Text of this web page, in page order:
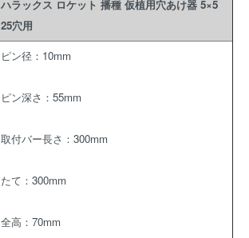
ハラックス ロケット 播種 仮植用穴あけ器 5×5
25穴用
ピン径：10mm
ピン深さ：55mm
取付バー長さ：300mm
たて：300mm
全高：70mm